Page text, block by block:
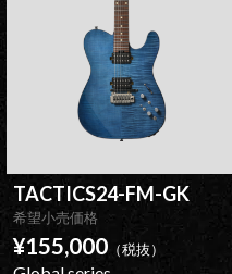
TACTICS24-FM-GK
希望小売価格
¥155,000 （税抜）